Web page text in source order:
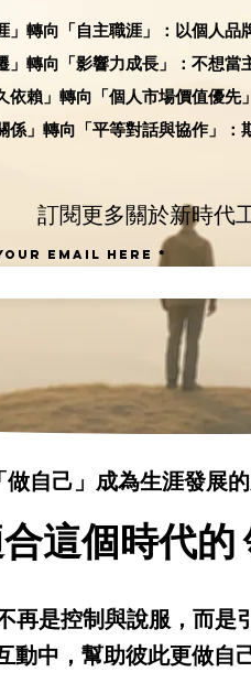
」轉向「自主職涯」：以個人
」轉向「影響力成長」：不想
依賴」轉向「個人市場價值優
係」轉向「平等對話與協作」
訂閱更多關於新時代
email here
做自己」成為生涯發展
這個時代的
再是控制與說服，而是
動中，幫助彼此更做自